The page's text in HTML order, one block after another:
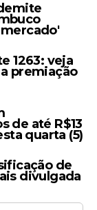
JEOVÁ
sangue,
1263: veja
premiação
de até R$13
quarta (5)
de
divulgada